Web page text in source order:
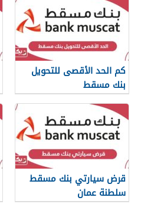
كم الحد الأقصى للتحويل
بنك مسقط
قرض سيارتي بنك مسقط
سلطنة عمان